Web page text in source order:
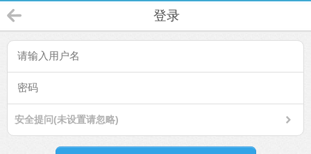
登录
安全提问(未设置请忽略)